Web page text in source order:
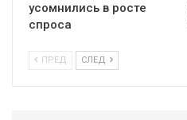
усомнились в росте
спроса
ПРЕД СЛЕД